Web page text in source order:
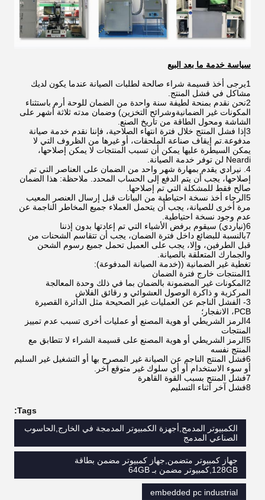
سياسة خدمة ما بعد البيع
1يرجى أخذ قسيمة شراء صالحة لطلبات الصيانة عندما يكون لديك
مشاكل في فشل المنتج.
2نحن نقدم بمنحة لطيفة سنة واحدة من الضمان للوحة أرم باستثناء
المكونات غير الضمانيةوشرائح التخزين) وضمان مدته ثلاثة أشهر على
الشاشة ومحول الطاقة من تاريخ الصنع.
3إذا فشل المنتج خلال فترة انتهاء الصلاحية، فإننا نقدم خدمة صيانة
مدفوعة.تم إيقاف صناعة الملحقات، أو غيرها من الظروف التي لا
يمكن السيطرة عليها يمكن أن تسبب المنتجات لا يمكن إصلاحها،
Neardi لن توفر خدمة الصيانة.
4. نيرادي يقدم بمهارة شهر واحد من الضمان على العناصر التي تم
إصلاحها، يجب أن يتم الدفع إلى الحساب المحدد. ملاحظة: هذا الضمان
صالح فقط للمشكلة التي تم إصلاحها.
5الرجاء أخذ نسخة احتياطية من البيانات قبل إرسال العنصر المعيب
مرة أخرى للصيانة، يجب أن يتحمل العملاء جميع المخاطر الناجمة عن
عدم وجود نسخة احتياطية.
6(نياردي) سيقوم برفض الأشياء التي تم إعادتها بدون إذننا
7بالنسبة للبضائع داخل فترة الضمان، يجب أن تتقاسم الشحنات من
قبل الطرفين، وإلا، يجب على العميل تحمل جميع رسوم الشحن
والجمارك المتعلقة بالصيانة.
تغطية غير الضمانية ((خدمة الصيانة المدفوعة):
1المنتجات خارج فترة الضمان
2المكونات غير المضمونة بالضمان بما في ذلك وحدة المعالجة
المركزية و ذاكرة الوصول العشوائي و رقائق الفلاش
3- الفشل الناجم عن العمليات غير الصحيحة مثل الدائرة القصيرة
PCB، الانفجار؛
4الرمز الشريطي أو هوية المصنع أو عمليات أخرى تسبب عدم تمييز
المنتجات
5الرمز الشريطي أو هوية المصنع على قسيمة الشراء لا تتطابق مع
المنتج نفسه
6فشل المنتج الناجم عن الصيانة غير المصرح بها أو التشغيل غير السليم
أو سوء الاستخدام أو أي سلوك غير متوقع آخر.
7فشل المنتج بسبب القوة القاهرة
8فشل آخر أثناء التسليم
Tags:
الكمبيوتر المدمج,أجهزة الكمبيوتر المدمجة في الخارج,الحاسوب
الصناعي المدمج
جهاز كمبيوتر متضمن,جهاز كمبيوتر مضمن بطاقة
128GB,كمبيوتر مضمن بـ 64GB
embedded pc industrial